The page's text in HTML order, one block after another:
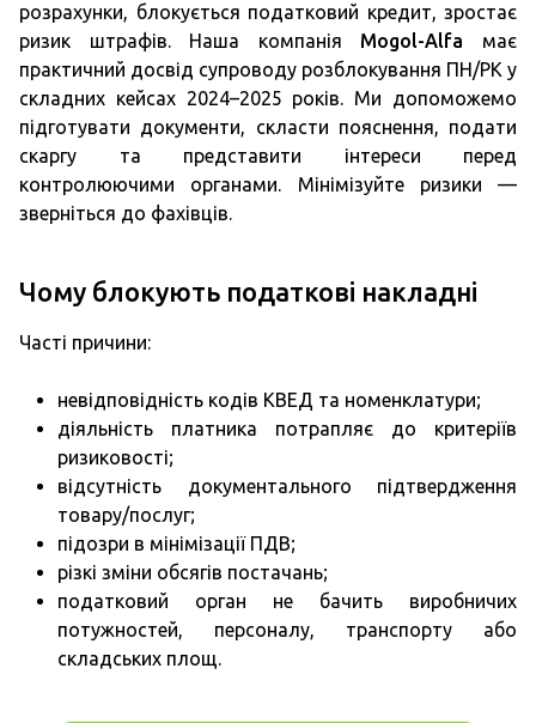
розрахунки, блокується податковий кредит, зростає
ризик штрафів. Наша компанія Mogol-Alfa має
практичний досвід супроводу розблокування ПН/РК у
складних кейсах 2024–2025 років. Ми допоможемо
підготувати документи, скласти пояснення, подати
скаргу та представити інтереси перед
контролюючими органами. Мінімізуйте ризики —
зверніться до фахівців.
Чому блокують податкові накладні
Часті причини:
невідповідність кодів КВЕД та номенклатури;
діяльність платника потрапляє до критеріїв
ризиковості;
відсутність документального підтвердження
товару/послуг;
підозри в мінімізації ПДВ;
різкі зміни обсягів постачань;
податковий орган не бачить виробничих
потужностей, персоналу, транспорту або
складських площ.